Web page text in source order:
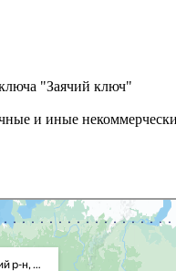
"Заячий ключ"
и иные